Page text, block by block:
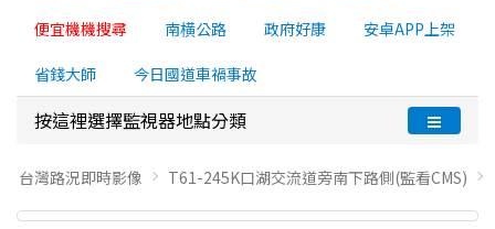
便宜機機搜尋 南横公路 政府好康 安卓APP上架
省錢大師 今日國道車禍事故
按這裡選擇監視器地點分類
台灣路況即時影像 T61-245K口湖交流道旁南下路側(監看CMS)